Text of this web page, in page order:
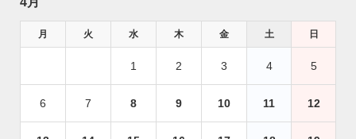
月 火 水 木 金 土 日
1 2 3 4 5
6 7 8 9 10 11 12